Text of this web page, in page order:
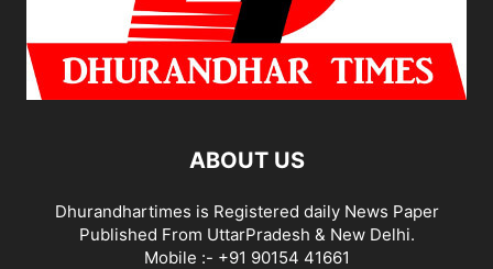
ABOUT US
Dhurandhartimes is Registered daily News Paper
Published From UttarPradesh & New Delhi.
Mobile :- +91 90154 41661